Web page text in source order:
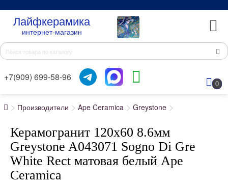
Лайфкерамика
интернет-магазин
+7(909) 699-58-96
0
Производители Ape Ceramica Greystone
Керамогранит 120x60 8.6мм
Greystone A043071 Sogno Di Gre
White Rect матовая белый Ape
Ceramica